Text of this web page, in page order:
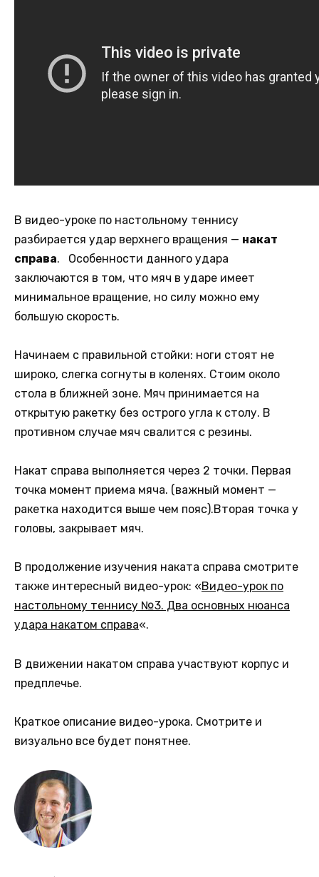
В видео-уроке по настольному теннису
разбирается удар верхнего вращения — накат
справа. Особенности данного удара
заключаются в том, что мяч в ударе имеет
минимальное вращение, но силу можно ему
большую скорость.
Начинаем с правильной стойки: ноги стоят не
широко, слегка согнуты в коленях. Стоим около
стола в ближней зоне. Мяч принимается на
открытую ракетку без острого угла к столу. В
противном случае мяч свалится с резины.
Накат справа выполняется через 2 точки. Первая
точка момент приема мяча. (важный момент —
ракетка находится выше чем пояс).Вторая точка у
головы, закрывает мяч.
В продолжение изучения наката справа смотрите
также интересный видео-урок: «Видео-урок по
настольному теннису №3. Два основных нюанса
удара накатом справа«.
В движении накатом справа участвуют корпус и
предплечье.
Краткое описание видео-урока. Смотрите и
визуально все будет понятнее.